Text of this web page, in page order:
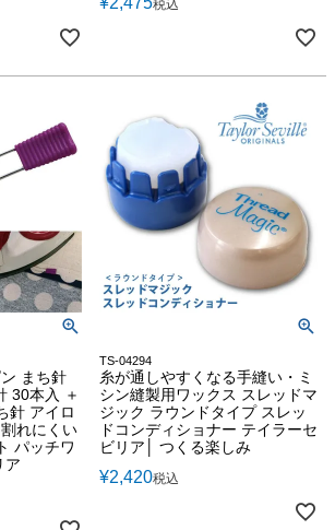
税込
まち針
30本入 ＋
針 アイロ
れにくい
パッチワ
ア
TS-04294
糸が通しやすくなる手縫い・ミ
シン縫製用ワックス スレッドマ
ジック ラウンドタイプ スレッ
ドコンディショナー テイラーセ
ビリア│ つくる楽しみ
¥2,420税込